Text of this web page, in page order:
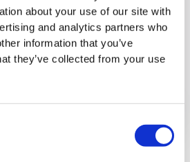
about your use of our site with
and analytics partners who
information that you’ve
they’ve collected from your use
Y LA SALUD DE LAS